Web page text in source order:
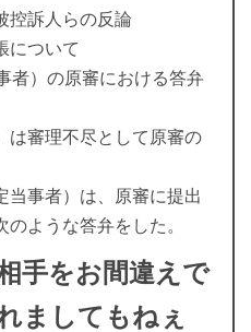
控訴人らの反論
について
）の原審における答弁
は審理不尽として原審の
当事者）は、原審に提出
ような答弁をした。
手をお間違えで
ましてもねぇ